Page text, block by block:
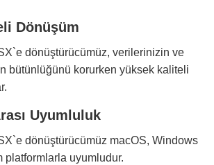
Dönüşüm
dönüştürücümüz, verilerinizin ve
bütünlüğünü korurken yüksek kaliteli
Uyumluluk
dönüştürücümüz macOS, Windows
platformlarla uyumludur.